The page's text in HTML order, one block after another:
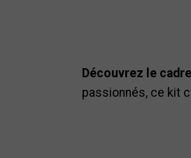
Découvrez le
passionnés, ce kit